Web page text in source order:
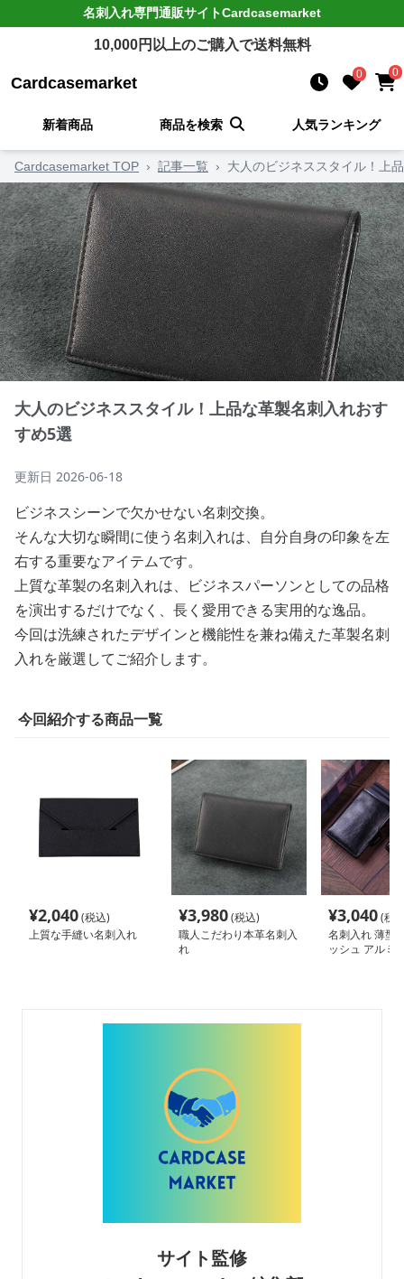
名刺入れ専門通販サイトCardcasemarket
10,000円以上のご購入で送料無料
Cardcasemarket 0 0
新着商品 商品を検索 人気ランキング
Cardcasemarket TOP › 記事一覧 › 大人のビジネススタイル！上
大人のビジネススタイル！上品な革製名刺入れおす
すめ5選
更新日 2026-06-18
ビジネスシーンで欠かせない名刺交換。
そんな大切な瞬間に使う名刺入れは、自分自身の印象を左
右する重要なアイテムです。
上質な革製の名刺入れは、ビジネスパーソンとしての品格
を演出するだけでなく、長く愛用できる実用的な逸品。
今回は洗練されたデザインと機能性を兼ね備えた革製名刺
入れを厳選してご紹介します。
今回紹介する商品一覧
¥2,040(税込)
上質な手縫い名刺入れ
¥3,980(税込)
職人こだわり本革名刺入
れ
¥3,040(税
名刺入れ 薄型
ッシュ アルミ
サイト監修